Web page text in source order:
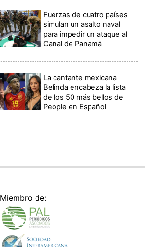
Fuerzas de cuatro países
simulan un asalto naval
para impedir un ataque al
Canal de Panamá
La cantante mexicana
Belinda encabeza la lista
de los 50 más bellos de
People en Español
Miembro de: